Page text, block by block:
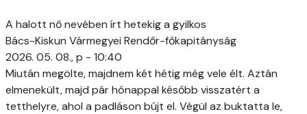
A halott nő nevében írt hetekig a gyilkos
Bács-Kiskun Vármegyei Rendőr-főkapitányság
2026. 05. 08., p - 10:40
Miután megölte, majdnem két hétig még vele élt. Aztán
elmenekült, majd pár hónappal később visszatért a
tetthelyre, ahol a padláson bújt el. Végül az buktatta le,